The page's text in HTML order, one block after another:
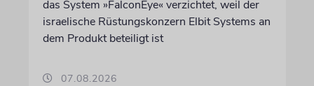
das System »FalconEye« verzichtet, weil der
israelische Rüstungskonzern Elbit Systems an
dem Produkt beteiligt ist
07.08.2026